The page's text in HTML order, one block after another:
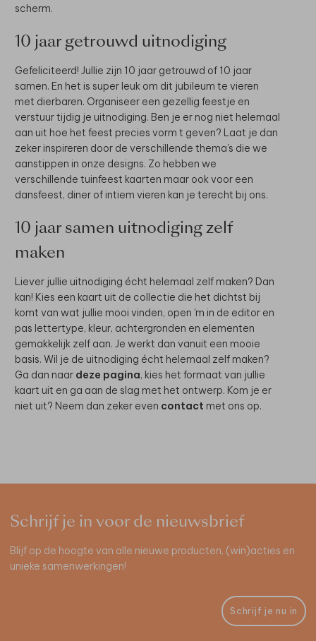
scherm.
10 jaar getrouwd uitnodiging
Gefeliciteerd! Jullie zijn 10 jaar getrouwd of 10 jaar
samen. En het is super leuk om dit jubileum te vieren
met dierbaren. Organiseer een gezellig feestje en
verstuur tijdig je uitnodiging. Ben je er nog niet helemaal
aan uit hoe het feest precies vorm t geven? Laat je dan
zeker inspireren door de verschillende thema's die we
aanstippen in onze designs. Zo hebben we
verschillende tuinfeest kaarten maar ook voor een
dansfeest, diner of intiem vieren kan je terecht bij ons.
10 jaar samen uitnodiging zelf
maken
Liever jullie uitnodiging écht helemaal zelf maken? Dan
kan! Kies een kaart uit de collectie die het dichtst bij
komt van wat jullie mooi vinden, open 'm in de editor en
pas lettertype, kleur, achtergronden en elementen
gemakkelijk zelf aan. Je werkt dan vanuit een mooie
basis. Wil je de uitnodiging écht helemaal zelf maken?
Ga dan naar deze pagina, kies het formaat van jullie
kaart uit en ga aan de slag met het ontwerp. Kom je er
niet uit? Neem dan zeker even contact met ons op.
Schrijf je in voor de nieuwsbrief
Blijf op de hoogte van alle nieuwe producten, (win)acties en
unieke samenwerkingen!
Schrijf je nu in